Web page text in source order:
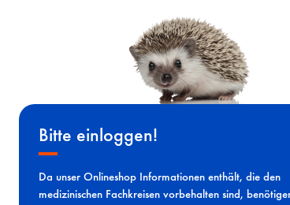
Bitte einloggen!
Da unser Onlineshop Informationen enthält, die den
medizinischen Fachkreisen vorbehalten sind,